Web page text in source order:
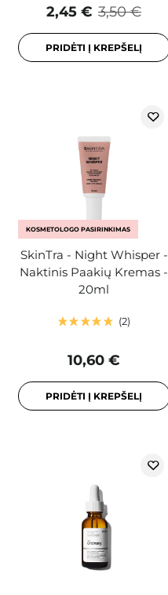
3,50 €
2,45 €
PRIDĖTI Į KREPŠELĮ
KOSMETOLOGO PASIRINKIMAS
SkinTra - Night Whisper -
Naktinis Paakių Kremas -
20ml
2
10,60 €
PRIDĖTI Į KREPŠELĮ